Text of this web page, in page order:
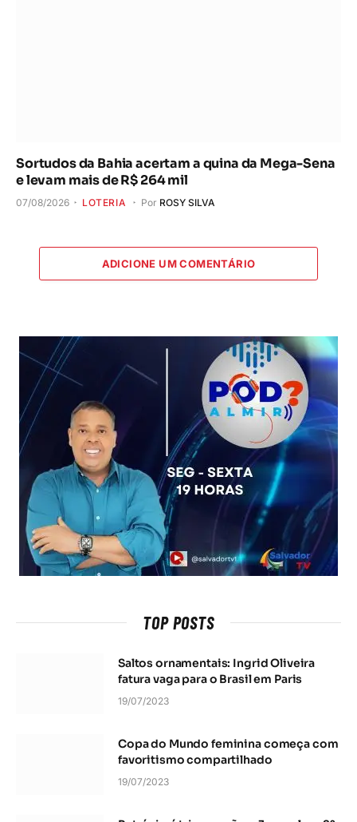
Sortudos da Bahia acertam a quina da Mega-Sena
e levam mais de R$ 264 mil
07/08/2026 LOTERIA Por ROSY SILVA
ADICIONE UM COMENTÁRIO
TOP POSTS
Saltos ornamentais: Ingrid Oliveira
fatura vaga para o Brasil em Paris
19/07/2023
Copa do Mundo feminina começa com
favoritismo compartilhado
19/07/2023